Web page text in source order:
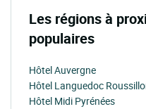
Les régions à
populaires
Hôtel Auvergne
Hôtel Languedoc
Hôtel Midi Pyrénées